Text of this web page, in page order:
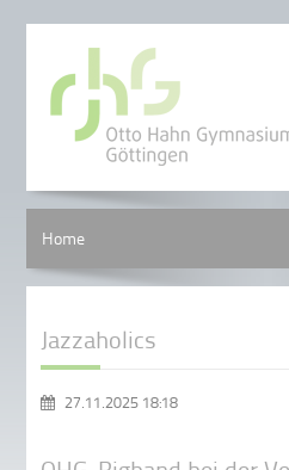
Home
Jazzaholics
27.11.2025 18:18